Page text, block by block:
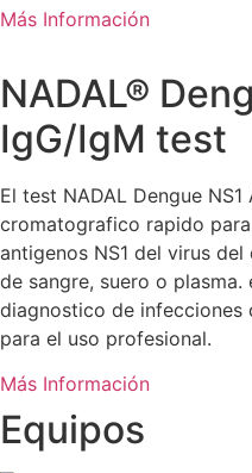
Más Información
NADAL®
IgG/IgM test
El test NADAL Dengue
cromatografico rapido
antigenos NS1 del virus
de sangre, suero o
diagnostico de infecciones
para el uso profesional.
Más Información
Equipos